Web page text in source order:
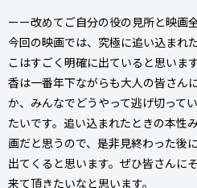
ーー改めてご自分の役の見所と映画
今回の映画では、究極に追い込まれ
こはすごく明確に出ていると思いま
香は一番年下ながらも大人の皆さん
か、みんなでどうやって逃げ切って
たいです。追い込まれたときの本性
画だと思うので、是非見終わった後
出てくると思います。ぜひ皆さんに
来て頂きたいなと思います。